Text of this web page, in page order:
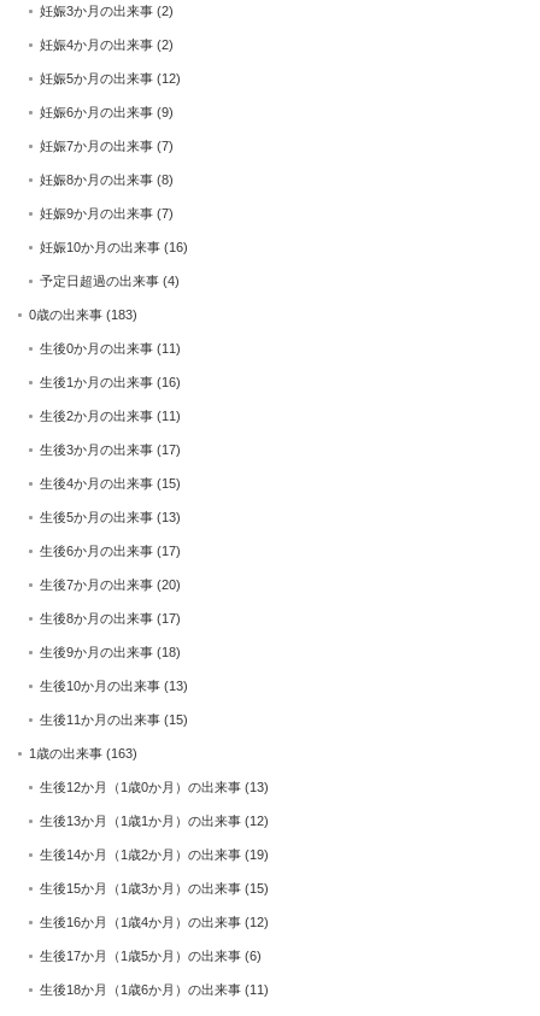
妊娠3か月の出来事 (2)
妊娠4か月の出来事 (2)
妊娠5か月の出来事 (12)
妊娠6か月の出来事 (9)
妊娠7か月の出来事 (7)
妊娠8か月の出来事 (8)
妊娠9か月の出来事 (7)
妊娠10か月の出来事 (16)
予定日超過の出来事 (4)
0歳の出来事 (183)
生後0か月の出来事 (11)
生後1か月の出来事 (16)
生後2か月の出来事 (11)
生後3か月の出来事 (17)
生後4か月の出来事 (15)
生後5か月の出来事 (13)
生後6か月の出来事 (17)
生後7か月の出来事 (20)
生後8か月の出来事 (17)
生後9か月の出来事 (18)
生後10か月の出来事 (13)
生後11か月の出来事 (15)
1歳の出来事 (163)
生後12か月（1歳0か月）の出来事 (13)
生後13か月（1歳1か月）の出来事 (12)
生後14か月（1歳2か月）の出来事 (19)
生後15か月（1歳3か月）の出来事 (15)
生後16か月（1歳4か月）の出来事 (12)
生後17か月（1歳5か月）の出来事 (6)
生後18か月（1歳6か月）の出来事 (11)